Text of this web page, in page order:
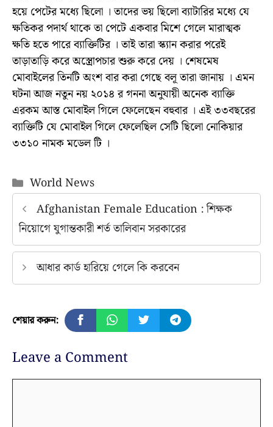
হয়ে পেটের মধ্যে ছিলো । তাদের ভয় ছিলো ব্যাটারির মধ্যে যে
ক্ষতিকর পদার্থ থাকে তা পেটে একবার মিশে গেলে মারাত্মক
ক্ষতি হতে পারে ব্যাক্তিটির । তাই তারা স্ক্যান করার পরেই
তাড়াতাড়ি করে অস্ত্রোপচার শুরু করে দেয় । শেষমেষ
মোবাইলের তিনটি অংশ বার করা গেছে বলূ তারা জানায় । এমন
ঘটনা আজ নতুন নয় ২০১৪ র গননা অনুযায়ী অনেক ব্যাক্তি
এরকম আস্ত মোবাইল গিলে ফেলেছেন বহুবার । এই ৩৩বছরের
ব্যাক্তিটি যে মোবাইল গিলে ফেলেছিল সেটি ছিলো নোকিয়ার
৩৩১০ নামক মডেল টি ।
Categories
World News
Afghanistan Female Education : শিক্ষক
নিয়োগে যুগান্তকারী শর্ত তালিবান সরকারের
আধার কার্ড হারিয়ে গেলে কি করবেন
শেয়ার করুন:
Leave a Comment